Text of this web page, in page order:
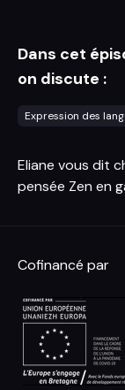
Dans cet
on discute :
Expression des
Eliane vous dit
pensée Zen en
Cofinancé par